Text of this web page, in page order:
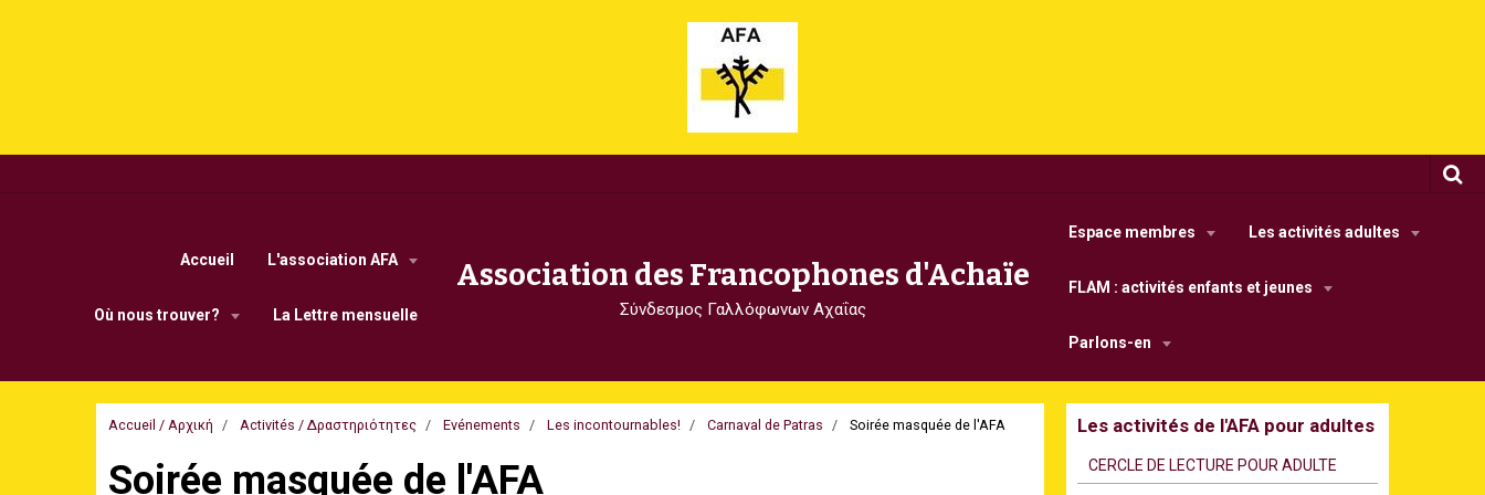
Accueil L'association AFA
Οù nous trouver? La Lettre mensuelle
Association des Francophones d'Achaïe
Σύνδεσμος Γαλλόφωνων Αχαΐας
Espace membres Les activités adultes
FLAM : activités enfants et jeunes
Parlons-en
Accueil / Αρχική Activités / Δραστηριότητες Evénements Les incontournables! Carnaval de Patras Soirée masquée de l'AFA
Soirée masquée de l'AFA
Les activités de l'AFA pour adultes
CERCLE DE LECTURE POUR ADULTE